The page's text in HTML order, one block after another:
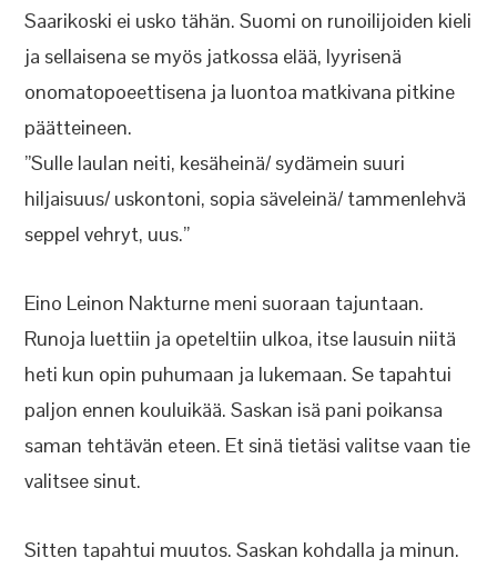
Saarikoski ei usko tähän. Suomi on runoilijoiden kieli
ja sellaisena se myös jatkossa elää, lyyrisenä
onomatopoeettisena ja luontoa matkivana pitkine
päätteineen.
”Sulle laulan neiti, kesäheinä/ sydämein suuri
hiljaisuus/ uskontoni, sopia säveleinä/ tammenlehvä
seppel vehryt, uus.”
Eino Leinon Nakturne meni suoraan tajuntaan.
Runoja luettiin ja opeteltiin ulkoa, itse lausuin niitä
heti kun opin puhumaan ja lukemaan. Se tapahtui
paljon ennen kouluikää. Saskan isä pani poikansa
saman tehtävän eteen. Et sinä tietäsi valitse vaan tie
valitsee sinut.
Sitten tapahtui muutos. Saskan kohdalla ja minun.